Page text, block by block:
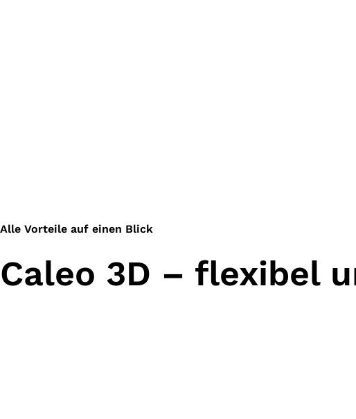
Alle Vorteile auf einen Blick
Caleo 3D – flexibel